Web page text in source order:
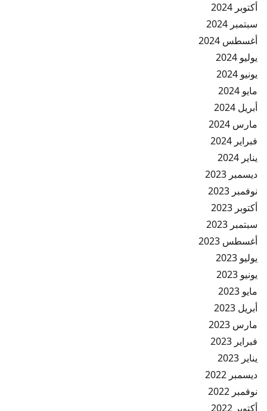
أكتوبر 2024
سبتمبر 2024
أغسطس 2024
يوليو 2024
يونيو 2024
مايو 2024
أبريل 2024
مارس 2024
فبراير 2024
يناير 2024
ديسمبر 2023
نوفمبر 2023
أكتوبر 2023
سبتمبر 2023
أغسطس 2023
يوليو 2023
يونيو 2023
مايو 2023
أبريل 2023
مارس 2023
فبراير 2023
يناير 2023
ديسمبر 2022
نوفمبر 2022
أكتوبر 2022